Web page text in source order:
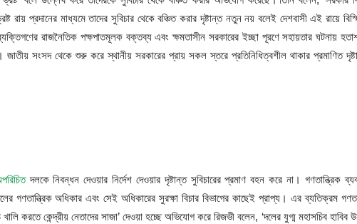
রায় প্রদানের মাধ্যমে তাদের সুবিচার থেকে বঞ্চিত করার দৃষ্টান্ত নতুন নয় বলেই দেশবাসী এই রায়ে
রাজনৈতিক পক্ষপাতমূলক বক্তব্য এবং ক্ষমতাসীন সরকারের ইচ্ছা পূরণে সহায়তার ঘটনায়
সংসদ থেকে শুরু করে স্থানীয় সরকারের প্রায় সকল স্তরে প্রতিনিধিত্বশীল থাকার প্রমাণিত
দলকে নিবন্ধন দেওয়ার নির্দেশ দেওয়ার দৃষ্টান্ত সুবিচারের প্রমাণ বহন করে না। গণতান্ত্রিক
গণতান্ত্রিক অধিকার এবং সেই অধিকারের সুরক্ষা বিচার বিভাগের কাছেই প্রাপ্য। এর ব্যতিক্রম
করতে কেন্দ্রীয় নেতাদের সাজা’ দেওয়া হচ্ছে অভিযোগ করে রিজভী বলেন, ‘দলের যুগ্ম মহাসচিব হাবিব